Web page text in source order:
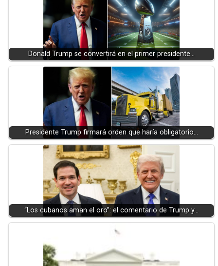
Donald Trump se convertirá en el primer presidente…
Presidente Trump firmará orden que haría obligatorio…
“Los cubanos aman el oro”: el comentario de Trump y…